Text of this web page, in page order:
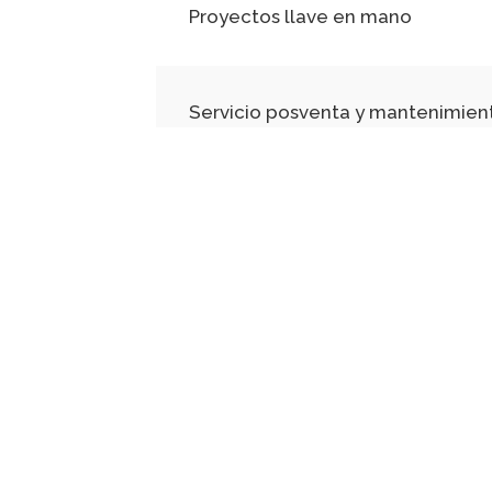
Proyectos llave en mano
Servicio posventa y